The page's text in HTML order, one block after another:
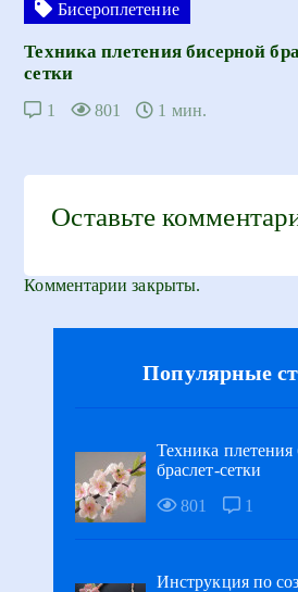
Бисероплетение
Техника плетения бисерной
сетки
1 801 1 мин.
Оставьте
Комментарии закрыты.
Популярные
Техника плетения
браслет-сетки
801
1
Инструкция по